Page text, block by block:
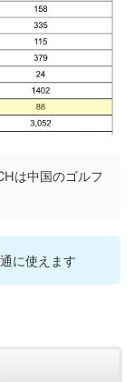
は中国のゴルフ
に使えます